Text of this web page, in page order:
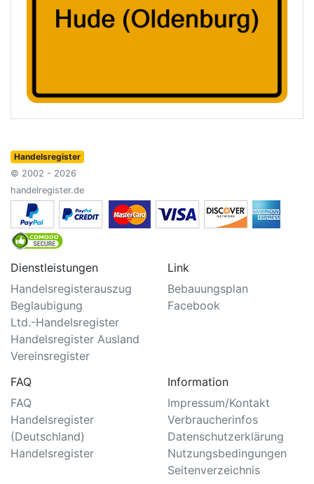
Handelsregister
© 2002 - 2026
handelregister.de
Dienstleistungen
Handelsregisterauszug
Beglaubigung
Ltd.-Handelsregister
Handelsregister Ausland
Vereinsregister
Link
Bebauungsplan
Facebook
FAQ
FAQ
Handelsregister
(Deutschland)
Handelsregister
Information
Impressum/Kontakt
Verbraucherinfos
Datenschutzerklärung
Nutzungsbedingungen
Seitenverzeichnis